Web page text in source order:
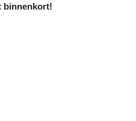
binnenkort!